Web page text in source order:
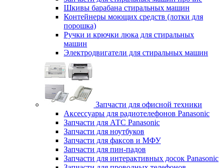
Шкивы барабана стиральных машин
Контейнеры моющих средств (лотки для
порошка)
Ручки и крючки люка для стиральных
машин
Электродвигатели для стиральных машин
Запчасти для офисной техники
Аксессуары для радиотелефонов Panasonic
Запчасти для АТС Panasonic
Запчасти для ноутбуков
Запчасти для факсов и МФУ
Запчасти для пин-падов
Запчасти для интерактивных досок Panasonic